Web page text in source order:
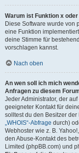
Warum ist Funktion x
Diese Software wurde von
eine Funktion
deine Stimme für
vorschlagen kannst.
Nach oben
An wen soll ich mich
Anfragen zu diesem
Jeder Administrator, der
geeigneter Kontakt für
solltest du den Besitzer
„WHOIS“-Abfrage durch)
Webhoster wie z. B.
den Abuse-Kontakt des
Limited (phpBB.com) und